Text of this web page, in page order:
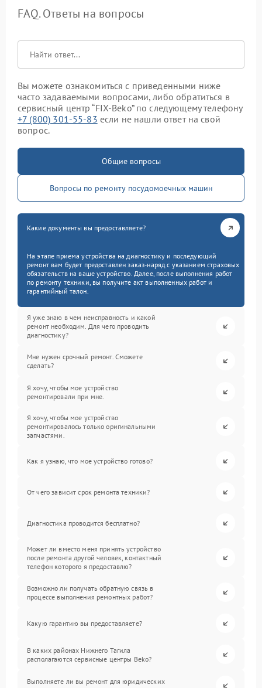
FAQ. Ответы на вопросы
Вы можете ознакомиться с приведенными ниже
часто задаваемыми вопросами, либо обратиться в
сервисный центр “FIX-Beko” по следующему телефону
+7 (800) 301-55-83 если не нашли ответ на свой
вопрос.
Общие вопросы
Вопросы по ремонту посудомоечных машин
Какие документы вы предоставляете?
На этапе приема устройства на диагностику и последующий
ремонт вам будет предоставлен заказ-наряд с указанием страховых
обязательств на ваше устройство. Далее, после выполнения работ
по ремонту техники, вы получите акт выполненных работ и
гарантийный талон.
Я уже знаю в чем неисправность и какой
ремонт необходим. Для чего проводить
диагностику?
Мне нужен срочный ремонт. Сможете
сделать?
Я хочу, чтобы мое устройство
ремонтировали при мне.
Я хочу, чтобы мое устройство
ремонтировалось только оригинальными
запчастями.
Как я узнаю, что мое устройство готово?
От чего зависит срок ремонта техники?
Диагностика проводится бесплатно?
Может ли вместо меня принять устройство
после ремонта другой человек, контактный
телефон которого я предоставлю?
Возможно ли получать обратную связь в
процессе выполнения ремонтных работ?
Какую гарантию вы предоставляете?
В каких районах Нижнего Тагила
располагаются сервисные центры Beko?
Выполняете ли вы ремонт для юридических